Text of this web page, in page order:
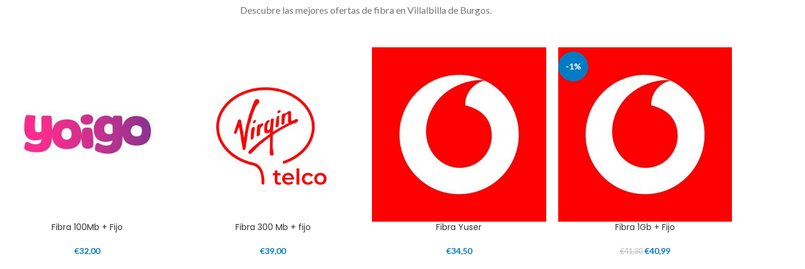
Descubre las mejores ofertas de fibra en Villalbilla de Burgos.
Fibra 100Mb + Fijo
€32,00
Fibra 300 Mb + fijo
€39,00
Fibra Yuser
€34,50
-1%
Fibra 1Gb + Fijo
€41,30 €40,99